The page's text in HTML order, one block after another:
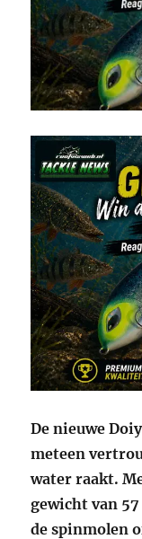
De nieuwe
meteen
water raakt. M
gewicht van
de spinmolen